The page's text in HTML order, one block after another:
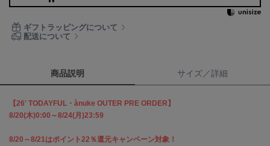
Calvin Klein
カルバン・クライン
セロン
ギフトラッピングについて
配送について
商品説明 サイズ／詳細
【26' TODAYFUL・ànuke OUTER PRE ORDER】
8/20(木)0:00～8/24(月)23:59
8/20～8/21はポイント22％還元キャンペーン対象！